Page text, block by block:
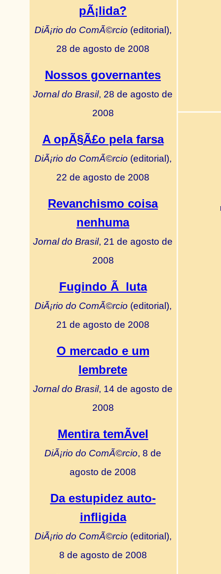
pÃ¡lida?
DiÃ¡rio do ComÃ©rcio (editorial),
28 de agosto de 2008
Nossos governantes
Jornal do Brasil, 28 de agosto de
2008
A opÃ§Ã£o pela farsa
DiÃ¡rio do ComÃ©rcio (editorial),
22 de agosto de 2008
Revanchismo coisa
nenhuma
Jornal do Brasil, 21 de agosto de
2008
Fugindo Ã luta
DiÃ¡rio do ComÃ©rcio (editorial),
21 de agosto de 2008
O mercado e um
lembrete
Jornal do Brasil, 14 de agosto de
2008
Mentira temÃ­vel
DiÃ¡rio do ComÃ©rcio, 8 de
agosto de 2008
Da estupidez auto-
infligida
DiÃ¡rio do ComÃ©rcio (editorial),
8 de agosto de 2008